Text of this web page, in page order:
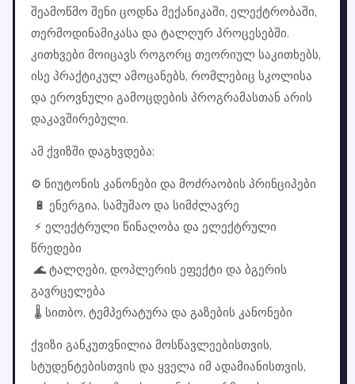
შეამოწმო შენი ცოდნა მექანიკაში, ელექტრობაში,
თერმოდინამიკასა და ტალღურ პროცესებში.
კითხვები მოიცავს როგორც თეორიულ საკითხებს,
ისე პრაქტიკულ ამოცანებს, რომლებიც სკოლისა
და ეროვნული გამოცდების პროგრამასთან არის
დაკავშირებული.
ამ ქვიზში დაგხვდება:
⚙️ ნიუტონის კანონები და მოძრაობის პრინციპები
🔋 ენერგია, სამუშაო და სიმძლავრე
⚡ ელექტრული წინაღობა და ელექტრული
წრედები
🌊 ტალღები, დოპლერის ეფექტი და ბგერის
გავრცელება
🌡️ სითბო, ტემპერატურა და გაზების კანონები
ქვიზი განკუთვნილია მოსწავლეებისთვის,
სტუდენტებისთვის და ყველა იმ ადამიანისთვის,